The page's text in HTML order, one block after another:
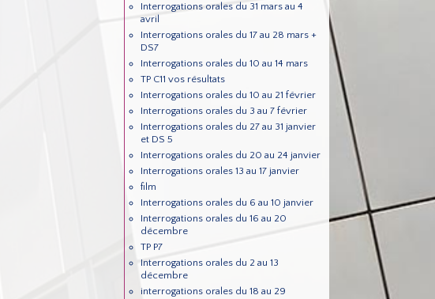
Interrogations orales du 31 mars au 4
avril
Interrogations orales du 17 au 28 mars +
DS7
Interrogations orales du 10 au 14 mars
TP C11 vos résultats
Interrogations orales du 10 au 21 février
Interrogations orales du 3 au 7 février
Interrogations orales du 27 au 31 janvier
et DS 5
Interrogations orales du 20 au 24 janvier
Interrogations orales 13 au 17 janvier
film
Interrogations orales du 6 au 10 janvier
Interrogations orales du 16 au 20
décembre
TP P7
Interrogations orales du 2 au 13
décembre
interrogations orales du 18 au 29